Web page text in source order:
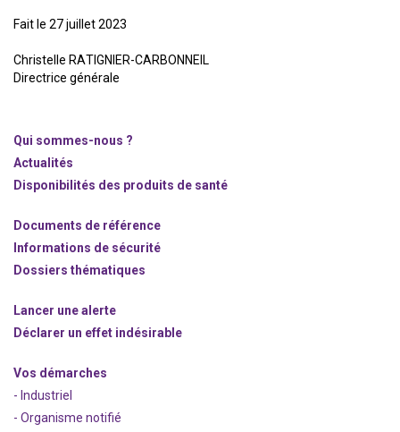
Fait le 27 juillet 2023
Christelle RATIGNIER-CARBONNEIL
Directrice générale
Qui sommes-nous ?
Actualités
Disponibilités des produits de santé
Documents de référence
Informations de sécurité
Dossiers thématiques
Lancer une alerte
Déclarer un effet indésirable
Vos démarches
- Industriel
- Organisme notifié